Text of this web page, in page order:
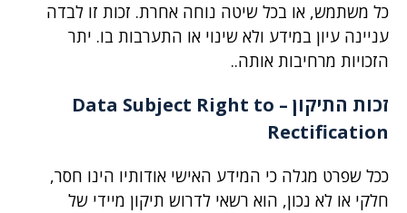
כל משתמש, או בכל שיטה נוחה אחרת. זכות זו לבדה
עניינה עיון במידע ולא שינוי או התערבות בו. יתר
הזכויות מרחיבות אותה..
זכות התיקון – Data Subject Right to
Rectification
ככל שפרט מגלה כי המידע האישי אודותיו הינו חסר,
חלקי או לא נכון, הוא רשאי לדרוש תיקון מיידי של